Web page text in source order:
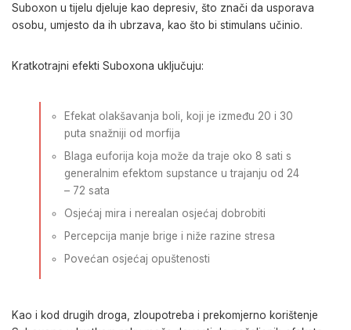
Suboxon u tijelu djeluje kao depresiv, što znači da usporava
osobu, umjesto da ih ubrzava, kao što bi stimulans učinio.
Kratkotrajni efekti Suboxona uključuju:
Efekat olakšavanja boli, koji je između 20 i 30
puta snažniji od morfija
Blaga euforija koja može da traje oko 8 sati s
generalnim efektom supstance u trajanju od 24
– 72 sata
Osjećaj mira i nerealan osjećaj dobrobiti
Percepcija manje brige i niže razine stresa
Povećan osjećaj opuštenosti
Kao i kod drugih droga, zloupotreba i prekomjerno korištenje